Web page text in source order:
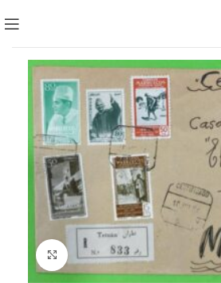
Click to enlarge